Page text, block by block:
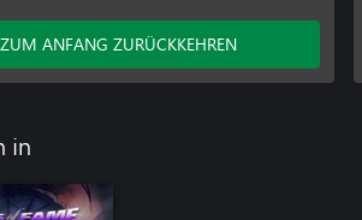
ZUM ANFANG ZURÜCKKEHREN
in